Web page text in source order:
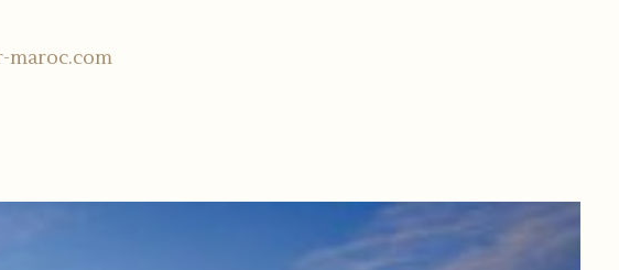
maroc.com